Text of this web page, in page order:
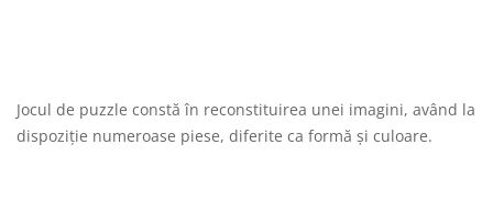
Jocul de puzzle constă în reconstituirea unei imagini, având la
dispoziție numeroase piese, diferite ca formă și culoare.